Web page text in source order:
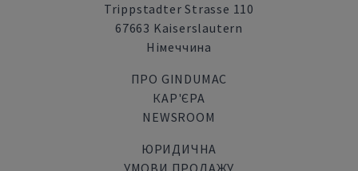
Trippstadter Strasse 110
67663 Kaiserslautern
Німеччина
ПРО GINDUMAC
КАР'ЄРА
NEWSROOM
ЮРИДИЧНА
УМОВИ ПРОДАЖУ